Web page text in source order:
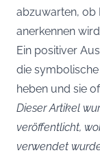
abzuwarten, ob
anerkennen
Ein positiver
die
heben und sie
Dieser Artikel
veröffentlicht,
verwendet